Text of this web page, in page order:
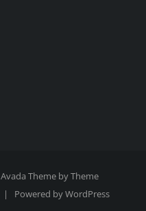
Theme byTheme
| Powered byWordPress